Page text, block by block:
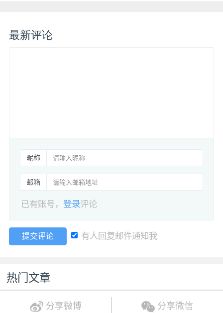
最新评论
昵称
邮箱
已有账号，登录评论
提交评论 有人回复邮件通知我
热门文章
分享微博 分享微信